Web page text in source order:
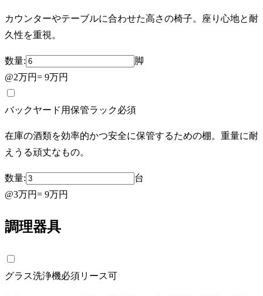
カウンターやテーブルに合わせた高さの椅子。座り心地と耐
久性を重視。
数量:
脚
@2万円= 9万円
バックヤード用保管ラック必須
在庫の酒類を効率的かつ安全に保管するための棚。重量に耐
えうる頑丈なもの。
数量:
台
@3万円= 9万円
調理器具
グラス洗浄機必須リース可